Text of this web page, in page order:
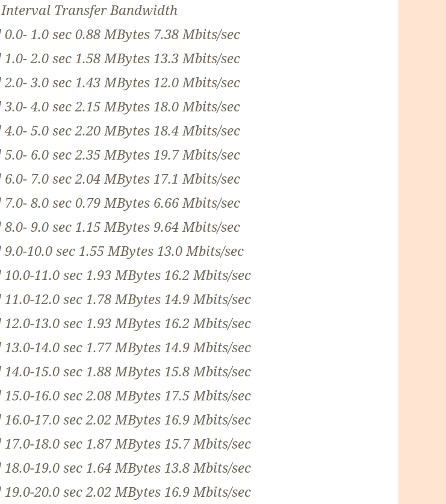
Transfer Bandwidth
1.0 sec 0.88 MBytes 7.38 Mbits/sec
2.0 sec 1.58 MBytes 13.3 Mbits/sec
3.0 sec 1.43 MBytes 12.0 Mbits/sec
4.0 sec 2.15 MBytes 18.0 Mbits/sec
5.0 sec 2.20 MBytes 18.4 Mbits/sec
6.0 sec 2.35 MBytes 19.7 Mbits/sec
7.0 sec 2.04 MBytes 17.1 Mbits/sec
8.0 sec 0.79 MBytes 6.66 Mbits/sec
9.0 sec 1.15 MBytes 9.64 Mbits/sec
10.0 sec 1.55 MBytes 13.0 Mbits/sec
11.0 sec 1.93 MBytes 16.2 Mbits/sec
12.0 sec 1.78 MBytes 14.9 Mbits/sec
13.0 sec 1.93 MBytes 16.2 Mbits/sec
14.0 sec 1.77 MBytes 14.9 Mbits/sec
15.0 sec 1.88 MBytes 15.8 Mbits/sec
16.0 sec 2.08 MBytes 17.5 Mbits/sec
17.0 sec 2.02 MBytes 16.9 Mbits/sec
18.0 sec 1.87 MBytes 15.7 Mbits/sec
19.0 sec 1.64 MBytes 13.8 Mbits/sec
20.0 sec 2.02 MBytes 16.9 Mbits/sec